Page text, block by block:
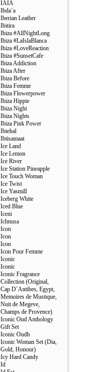
IAIA
Ibda`a
Iberian Leather
Ibitira
Ibiza #AllNightLong
Ibiza #LaIslaBlanca
Ibiza #LoveReaction
Ibiza #SunsetCafe
Ibiza Addiction
Ibiza After
Ibiza Before
Ibiza Femme
Ibiza Flowerpower
Ibiza Hippie
Ibiza Night
Ibiza Nights
Ibiza Pink Power
Ibtehal
Ibtisamaat
Ice Land
Ice Lemon
Ice River
Ice Station Pineapple
Ice Touch Woman
Ice Twist
Ice Yasmill
Iceberg White
Iced Blue
Iceni
Ichnusa
Icon
Icon
Icon
Icon Pour Femme
Iconic
Iconic
Iconic Fragrance
Collection (Original,
Cap D`Antibes, Egypt,
Memoires de Mustique,
Nuit de Megeve,
Champs de Provence)
Iconic Oud Anthology
Gift Set
Iconic Oudh
Iconic Woman Set (Dia,
Gold, Honour)
Icy Hard Candy
Id